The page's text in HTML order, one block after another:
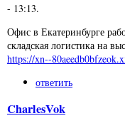
- 13:13.
Офис в Екатеринбурге
складская логистика на
https://xn--
ответить
CharlesVok